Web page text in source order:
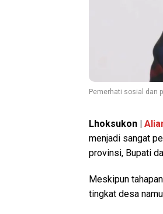
Pemerhati sosial dan
Lhoksukon |
menjadi sangat
provinsi, Bupati
Meskipun
tingkat desa